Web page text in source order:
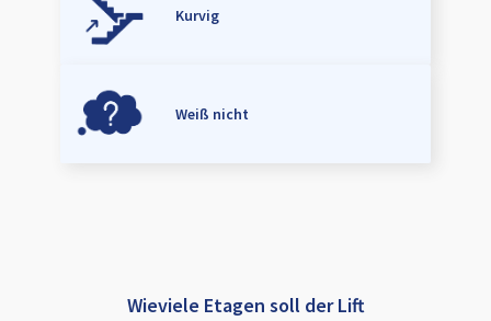
Kurvig
Weiß nicht
Wieviele Etagen soll der Lift